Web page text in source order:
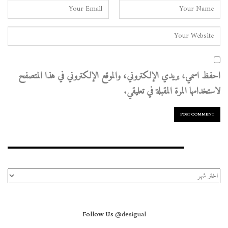
احفظ اسمي، بريدي الإلكتروني، والموقع الإلكتروني في هذا المتصفح
لاستخدامها المرة المقبلة في تعليقي.
الأرشيف
Follow Us@desigual